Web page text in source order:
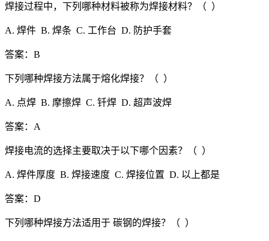
焊接过程中，下列哪种材料被称为焊接材料？（ ）
A. 焊件 B. 焊条 C. 工作台 D. 防护手套
答案：B
下列哪种焊接方法属于熔化焊接？（ ）
A. 点焊 B. 摩擦焊 C. 钎焊 D. 超声波焊
答案：A
焊接电流的选择主要取决于以下哪个因素？（ ）
A. 焊件厚度 B. 焊接速度 C. 焊接位置 D. 以上都是
答案：D
下列哪种焊接方法适用于 碳钢的焊接？（ ）